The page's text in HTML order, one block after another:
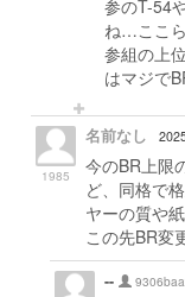
参のT-54
ね…ここ
参組の上
はマジで
1985
名前なし
今のBR上限
ど、同格で
ヤーの質や
この先BR変
--